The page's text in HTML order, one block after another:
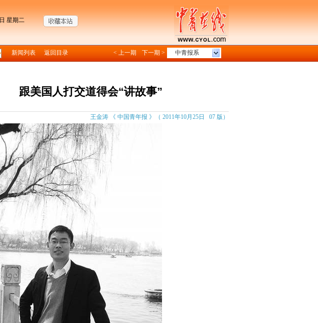
星期二
新闻列表 返回目录 中青报系
< 上一期 下一期 >
跟美国人打交道得会“讲故事”
王金涛 《 中国青年报 》（ 2011年10月25日 07 版）